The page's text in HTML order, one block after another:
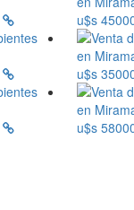
u$s
u$s
u$s